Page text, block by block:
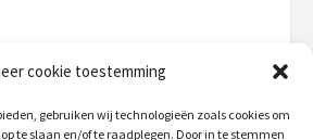
cookie toestemming
gebruiken wij technologieën zoals cookies om
te slaan en/of te raadplegen. Door in te stemmen